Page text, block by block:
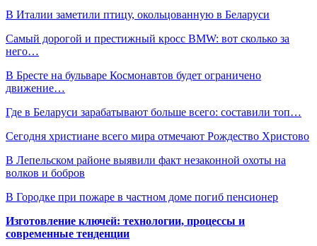
В Италии заметили птицу, окольцованную в Беларуси
Самый дорогой и престижный кросс BMW: вот сколько за
него…
В Бресте на бульваре Космонавтов будет ограничено
движение…
Где в Беларуси зарабатывают больше всего: составили топ…
Сегодня христиане всего мира отмечают Рождество Христово
В Лепельском районе выявили факт незаконной охоты на
волков и бобров
В Городке при пожаре в частном доме погиб пенсионер
Изготовление ключей: технологии, процессы и
современные тенденции